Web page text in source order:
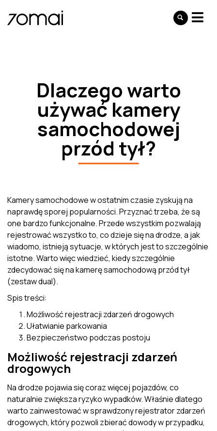
Dlaczego warto
używać kamery
samochodowej
przód tył?
Kamery samochodowe w ostatnim czasie zyskują na
naprawdę sporej popularności. Przyznać trzeba, że są
one bardzo funkcjonalne. Przede wszystkim pozwalają
rejestrować wszystko to, co dzieje się na drodze, a jak
wiadomo, istnieją sytuacje, w których jest to szczególnie
istotne. Warto więc wiedzieć, kiedy szczególnie
zdecydować się na kamerę samochodową przód tył
(zestaw dual).
Spis treści:
Możliwość rejestracji zdarzeń drogowych
Ułatwianie parkowania
Bezpieczeństwo podczas postoju
Możliwość rejestracji zdarzeń
drogowych
Na drodze pojawia się coraz więcej pojazdów, co
naturalnie zwiększa ryzyko wypadków. Właśnie dlatego
warto zainwestować w sprawdzony rejestrator zdarzeń
drogowych, który pozwoli zbierać dowody w przypadku,